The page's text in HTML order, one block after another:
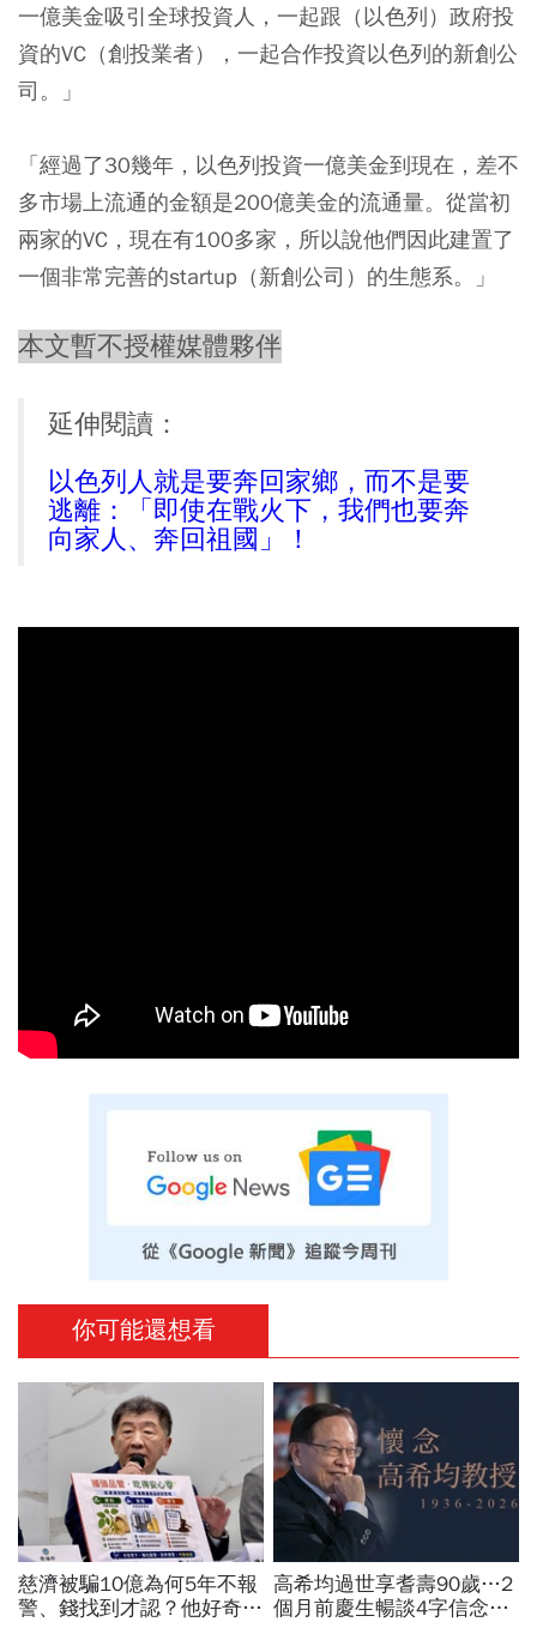
一億美金吸引全球投資人，一起跟（以色列）政府投
資的VC（創投業者），一起合作投資以色列的新創公
司。」
「經過了30幾年，以色列投資一億美金到現在，差不
多市場上流通的金額是200億美金的流通量。從當初
兩家的VC，現在有100多家，所以說他們因此建置了
一個非常完善的startup（新創公司）的生態系。」
本文暫不授權媒體夥伴
延伸閱讀：
以色列人就是要奔回家鄉，而不是要
逃離：「即使在戰火下，我們也要奔
向家人、奔回祖國」！
你可能還想看
慈濟被騙10億為何5年不報
警、錢找到才認？他好奇：
高希均過世享耆壽90歲…2
個月前慶生暢談4字信念，